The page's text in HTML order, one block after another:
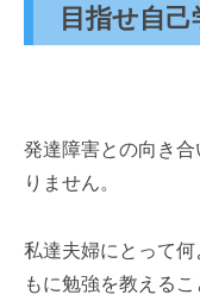
目指せ自己
発達障害との向き
りません。
私達夫婦にとって
もに勉強を教えるこ